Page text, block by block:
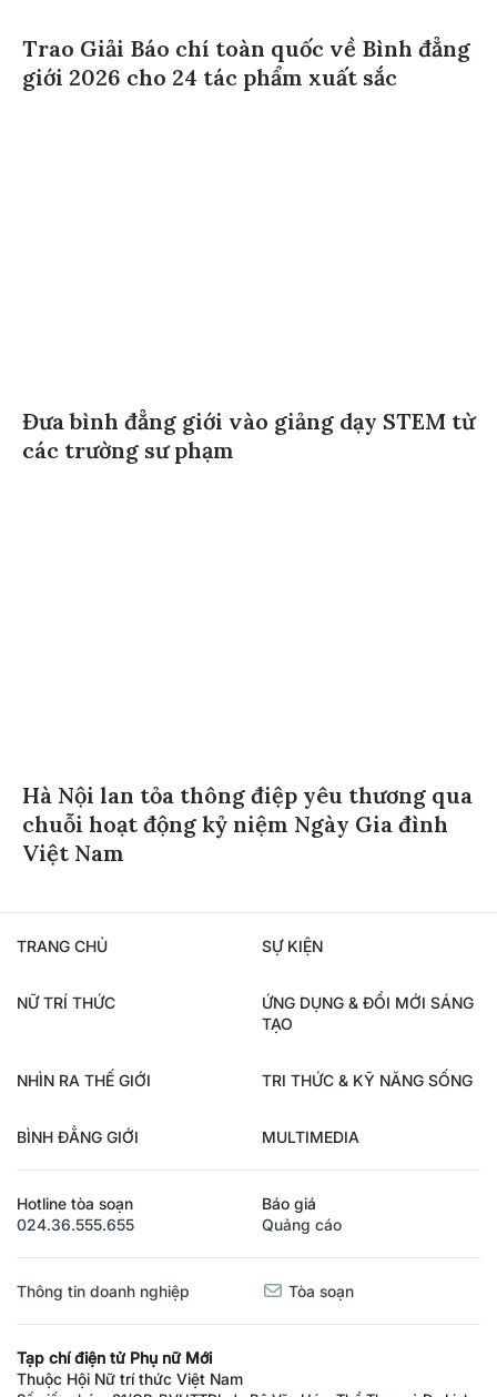
Trao Giải Báo chí toàn quốc về Bình đẳng
giới 2026 cho 24 tác phẩm xuất sắc
Đưa bình đẳng giới vào giảng dạy STEM từ
các trường sư phạm
Hà Nội lan tỏa thông điệp yêu thương qua
chuỗi hoạt động kỷ niệm Ngày Gia đình
Việt Nam
TRANG CHỦ SỰ KIỆN
NỮ TRÍ THỨC
ỨNG DỤNG & ĐỔI MỚI SÁNG
TẠO
NHÌN RA THẾ GIỚI TRI THỨC & KỸ NĂNG SỐNG
BÌNH ĐẲNG GIỚI MULTIMEDIA
Hotline tòa soạn
024.36.555.655
Báo giá
Quảng cáo
Thông tin doanh nghiệp Tòa soạn
Tạp chí điện tử Phụ nữ Mới
Thuộc Hội Nữ trí thức Việt Nam